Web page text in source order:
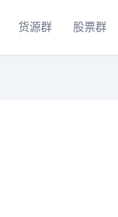
货源群 股票群